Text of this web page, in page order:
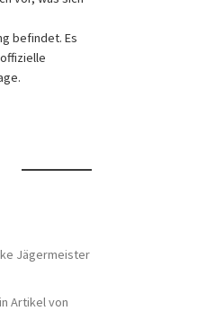
befindet. Es
Jägermeister
Artikel von